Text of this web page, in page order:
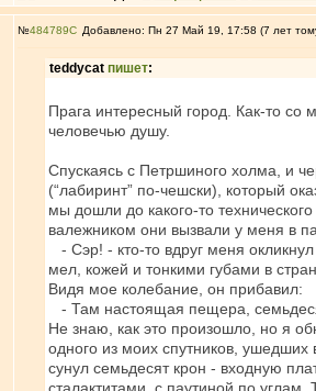
№484789 Добавлено: Пн 27 Май 19, 17:58 (7 лет
teddycat пишет:
Прага интересный город. Как-то
человечью душу.
Спускаясь с Петршиного холма, и
(“лабиринт” по-чешски), который
мы дошли до какого-то
валежником они вызвали у меня в
- Сэр! - кто-то вдруг меня
мел, кожей и тонкими губами в
Видя мое колебание, он прибавил:
- Там настоящая пещера,
Не знаю, как это произошло, но я
одного из моих спутников,
сунул семьдесят крон - входную